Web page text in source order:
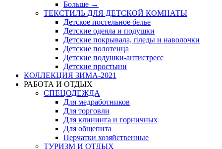
Больше →
ТЕКСТИЛЬ ДЛЯ ДЕТСКОЙ КОМНАТЫ
Детское постельное белье
Детские одеяла и подушки
Детские покрывала, пледы и наволочки
Детские полотенца
Детские подушки-антистресс
Детские простыни
КОЛЛЕКЦИЯ ЗИМА-2021
РАБОТА И ОТДЫХ
СПЕЦОДЕЖДА
Для медработников
Для торговли
Для клининга и горничных
Для общепита
Перчатки хозяйственные
ТУРИЗМ И ОТДЫХ